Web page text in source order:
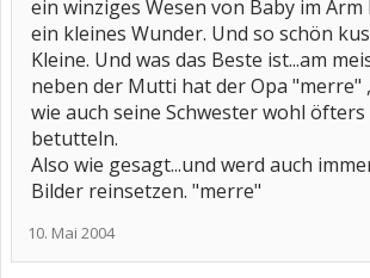
ein winziges Wesen von Baby im Arm
ein kleines Wunder. Und so schön
Kleine. Und was das Beste ist...am
neben der Mutti hat der Opa "merre"
wie auch seine Schwester wohl
betutteln.
Also wie gesagt...und werd auch
Bilder reinsetzen. "merre"
10. Mai 2004